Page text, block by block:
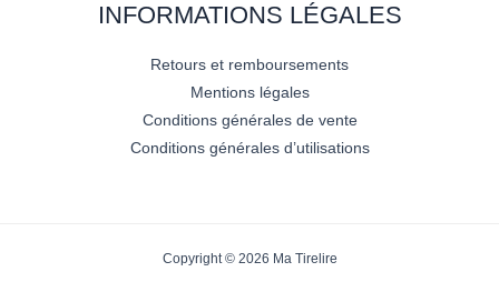
INFORMATIONS LÉGALES
Retours et remboursements
Mentions légales
Conditions générales de vente
Conditions générales d’utilisations
Copyright © 2026 Ma Tirelire